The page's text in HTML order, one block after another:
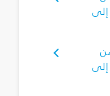
إلى
إلى